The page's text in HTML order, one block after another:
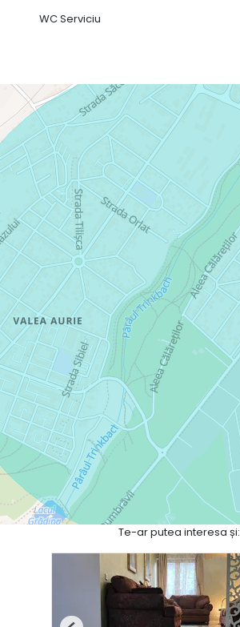
WC Serviciu
Te-ar putea interesa și: